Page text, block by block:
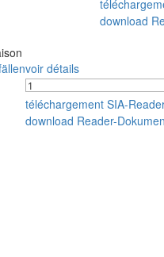
download
voir détails
téléchargement SIA-
download Reader-